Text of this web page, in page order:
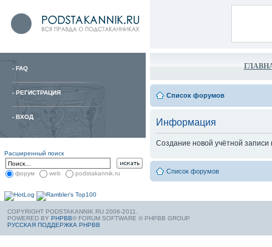
- FAQ
- РЕГИСТРАЦИЯ
- ВХОД
Расширенный поиск
форум web podstakannik.ru
Список форумов
Информация
Создание новой учётной
Список форумов
COPYRIGHT PODSTAKANNIK.RU 2006-2011.
POWERED BY PHPBB® FORUM SOFTWARE © PHPBB GROUP
РУССКАЯ ПОДДЕРЖКА PHPBB